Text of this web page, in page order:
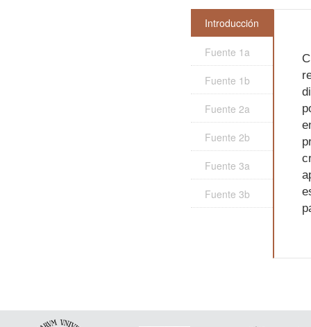
Introducción
Fuente 1a
Fuente 1b
Fuente 2a
Fuente 2b
Fuente 3a
Fuente 3b